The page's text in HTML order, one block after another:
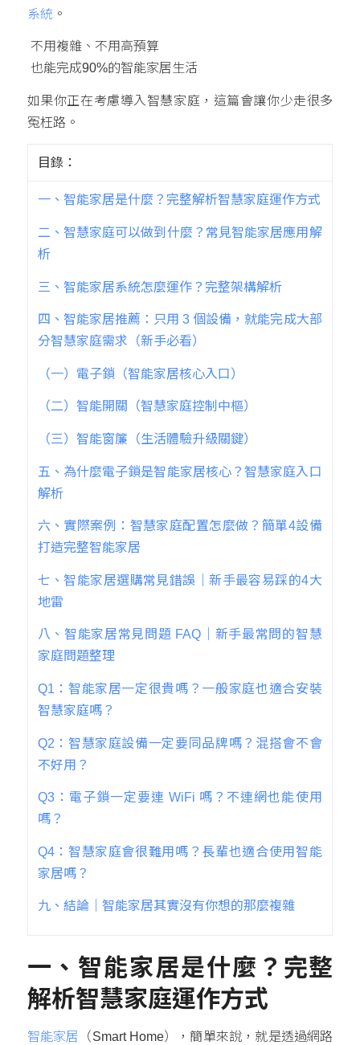
系統 。
不用複雜、不用高預算
也能完成90%的智能家居生活
如果你正在考慮導入智慧家庭，這篇會讓你少走很多
冤枉路。
目錄：
一、智能家居是什麼？完整解析智慧家庭運作方式
二、智慧家庭可以做到什麼？常見智能家居應用解
析
三、智能家居系統怎麼運作？完整架構解析
四、智能家居推薦：只用 3 個設備，就能完成大部
分智慧家庭需求（新手必看）
（一）電子鎖（智能家居核心入口）
（二）智能開關（智慧家庭控制中樞）
（三）智能窗簾（生活體驗升級關鍵）
五、為什麼電子鎖是智能家居核心？智慧家庭入口
解析
六、實際案例：智慧家庭配置怎麼做？簡單4設備
打造完整智能家居
七、智能家居選購常見錯誤｜新手最容易踩的4大
地雷
八、智能家居常見問題 FAQ｜新手最常問的智慧
家庭問題整理
Q1：智能家居一定很貴嗎？一般家庭也適合安裝
智慧家庭嗎？
Q2：智慧家庭設備一定要同品牌嗎？混搭會不會
不好用？
Q3：電子鎖一定要連 WiFi 嗎？不連網也能使用
嗎？
Q4：智慧家庭會很難用嗎？長輩也適合使用智能
家居嗎？
九、結論｜智能家居其實沒有你想的那麼複雜
一、智能家居是什麼？完整
解析智慧家庭運作方式
智能家居 （Smart Home），簡單來說，就是透過網路